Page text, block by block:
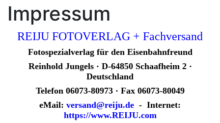
Impressum
REIJU FOTOVERLAG + Fachversand
Fotospezialverlag für den Eisenbahnfreund
Reinhold Jungels · D-64850 Schaafheim 2 ·
Deutschland
Telefon 06073-80973 · Fax 06073-80049
eMail: versand@reiju.de - Internet:
https://www.REIJU.com